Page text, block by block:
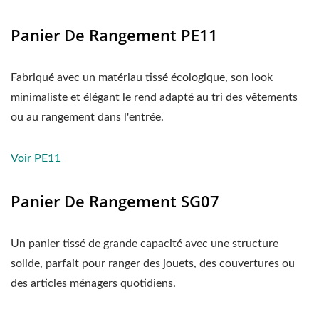
Panier De Rangement PE11
Fabriqué avec un matériau tissé écologique, son look
minimaliste et élégant le rend adapté au tri des vêtements
ou au rangement dans l'entrée.
Voir PE11
Panier De Rangement SG07
Un panier tissé de grande capacité avec une structure
solide, parfait pour ranger des jouets, des couvertures ou
des articles ménagers quotidiens.